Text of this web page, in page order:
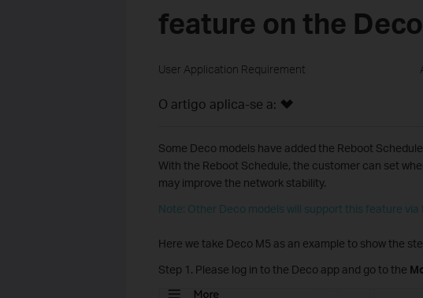
feature on the Deco
User Application Requirement
O artigo aplica-se a:
Some Deco models have added the Reboot
With the Reboot Schedule, the customer can set
may improve the network stability.
Note: Other Deco models will support this feature
Here we take Deco M5 as an example to show the
Step 1. Please log in to the Deco app and go to the